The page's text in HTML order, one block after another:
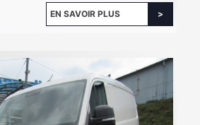
EN SAVOIR PLUS